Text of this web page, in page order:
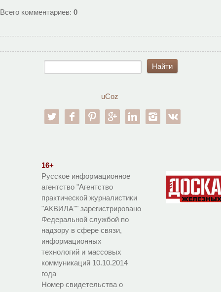
Всего комментариев: 0
uCoz
twitter facebookpinterestgoogle-pllinkedin instagram
16+
Русское информационное
агентство "Агентство
практической журналистики
"АКВИЛА"" зарегистрировано
Федеральной службой по
надзору в сфере связи,
информационных
технологий и массовых
коммуникаций 10.10.2014
года
Номер свидетельства о